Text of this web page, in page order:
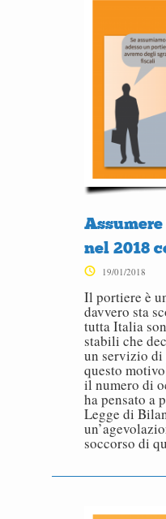
nel 2018
19/01/2018
Il portiere è
davvero sta
tutta Italia
stabili che
un servizio di
questo
il numero di
ha pensato a
Legge di
soccorso di